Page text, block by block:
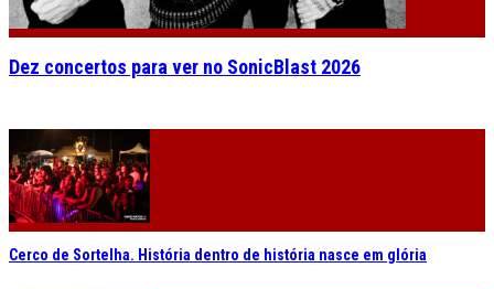
Dez concertos para ver no SonicBlast 2026
Cerco de Sortelha. História dentro de história nasce em glória